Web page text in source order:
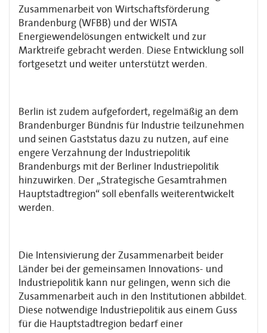
Zusammenarbeit von Wirtschaftsförderung
Brandenburg (WFBB) und der WISTA
Energiewendelösungen entwickelt und zur
Marktreife gebracht werden. Diese Entwicklung soll
fortgesetzt und weiter unterstützt werden.
Berlin ist zudem aufgefordert, regelmäßig an dem
Brandenburger Bündnis für Industrie teilzunehmen
und seinen Gaststatus dazu zu nutzen, auf eine
engere Verzahnung der Industriepolitik
Brandenburgs mit der Berliner Industriepolitik
hinzuwirken. Der „Strategische Gesamtrahmen
Hauptstadtregion“ soll ebenfalls weiterentwickelt
werden.
Die Intensivierung der Zusammenarbeit beider
Länder bei der gemeinsamen Innovations- und
Industriepolitik kann nur gelingen, wenn sich die
Zusammenarbeit auch in den Institutionen abbildet.
Diese notwendige Industriepolitik aus einem Guss
für die Haupt­stadtregion bedarf einer